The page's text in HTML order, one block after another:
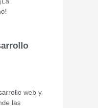
web y
las